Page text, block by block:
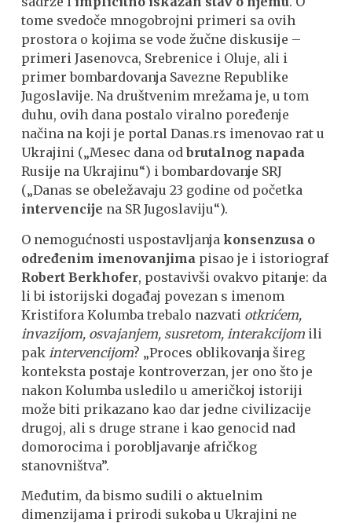
tome svedoče mnogobrojni primeri sa ovih
prostora o kojima se vode žučne diskusije –
primeri Jasenovca, Srebrenice i Oluje, ali i
primer bombardovanja Savezne Republike
Jugoslavije. Na društvenim mrežama je, u tom
duhu, ovih dana postalo viralno poređenje
načina na koji je portal Danas.rs imenovao rat u
Ukrajini („Mesec dana odbrutalnog napada
Rusije na Ukrajinu“) i bombardovanje SRJ
(„Danas se obeležavaju 23 godine od početka
intervencije na SR Jugoslaviju“).
O nemogućnosti uspostavljanjakonsenzusa o
određenim imenovanjima pisao je i istoriograf
Robert Berkhofer, postavivši ovakvo pitanje: da
li bi istorijski događaj povezan s imenom
Kristifora Kolumba trebalo nazvati otkrićem,
invazijom, osvajanjem, susretom, interakcijom ili
pak intervencijom? „Proces oblikovanja šireg
konteksta postaje kontroverzan, jer ono što je
nakon Kolumba usledilo u američkoj istoriji
može biti prikazano kao dar jedne civilizacije
drugoj, ali s druge strane i kao genocid nad
domorocima i porobljavanje afričkog
stanovništva”.
Međutim, da bismo sudili o aktuelnim
dimenzijama i prirodi sukoba u Ukrajini ne